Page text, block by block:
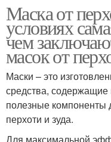
Маска от
условиях
чем
масок от
Маски – это
средства,
полезные компоненты
перхоти и зуда.